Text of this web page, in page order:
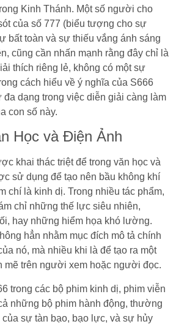
Kinh Thánh. Một số người cho
của số 777 (biểu tượng cho sự
bất toàn và sự thiếu vắng ánh sáng
cũng cần nhấn mạnh rằng đây chỉ là
thích riêng lẻ, không có một sự
cách hiểu về ý nghĩa của S666
dạng trong việc diễn giải càng làm
con số này.
Học và Điện Ảnh
khai thác triệt để trong văn học và
sử dụng để tạo nên bầu không khí
chí là kinh dị. Trong nhiều tác phẩm,
chỉ những thế lực siêu nhiên,
hay những hiểm họa khó lường.
hẳn nhằm mục đích mô tả chính
nó, mà nhiều khi là để tạo ra một
mẽ trên người xem hoặc người đọc.
trong các bộ phim kinh dị, phim viễn
những bộ phim hành động, thường
sự tàn bạo, bạo lực, và sự hủy